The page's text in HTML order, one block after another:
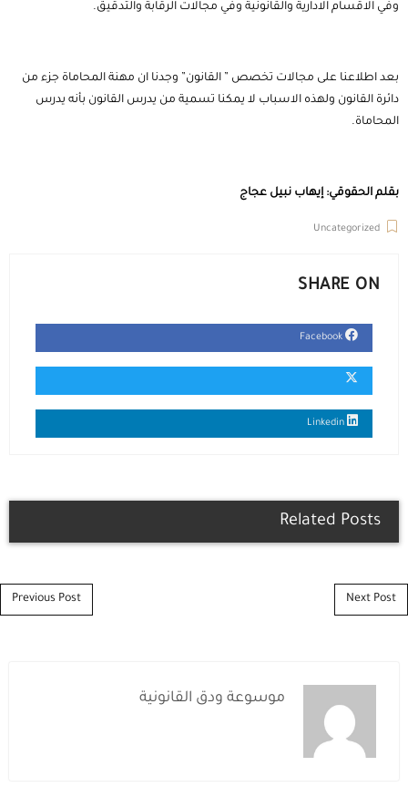
وفي الاقسام الادارية والقانونية وفي مجالات الرقابة والتدقيق.
بعد اطلاعنا على مجالات تخصص ” القانون” وجدنا ان مهنة المحاماة جزء من
دائرة القانون ولهذه الاسباب لا يمكنا تسمية من يدرس القانون بأنه يدرس
المحاماة.
بقلم الحقوقي: إيهاب نبيل عجاج
Uncategorized
SHARE ON
Related Posts
Post navigation
Previous Post Next Post
موسوعة ودق القانونية